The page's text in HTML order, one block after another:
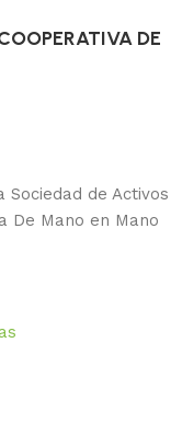
DE
de Activos
De Mano en Mano